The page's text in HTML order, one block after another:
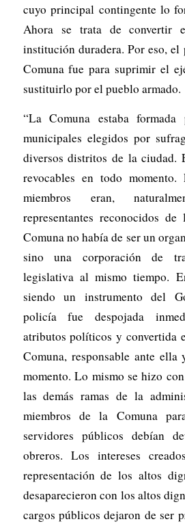
cuyo principal contingente lo
Ahora se trata de convertir
institución duradera. Por eso,
Comuna fue para suprimir el
sustituirlo por el pueblo armado.
“La Comuna estaba
municipales elegidos por
diversos distritos de la ciudad.
revocables en todo
miembros eran,
representantes reconocidos
Comuna no había de ser un
sino una corporación de
legislativa al mismo tiempo.
siendo un instrumento del
policía fue despojada
atributos políticos y convertida
Comuna, responsable ante ella
momento. Lo mismo se hizo
las demás ramas de la
miembros de la Comuna
servidores públicos debían
obreros. Los intereses
representación de los altos
desaparecieron con los altos
cargos públicos dejaron de ser